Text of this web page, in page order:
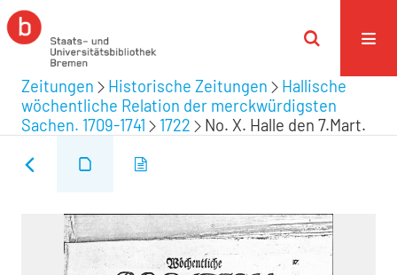
Zeitungen Historische Zeitungen
Hallische
wöchentliche Relation der merckwürdigsten
Sachen. 1709-1741
1722 No. X. Halle den 7.Mart.